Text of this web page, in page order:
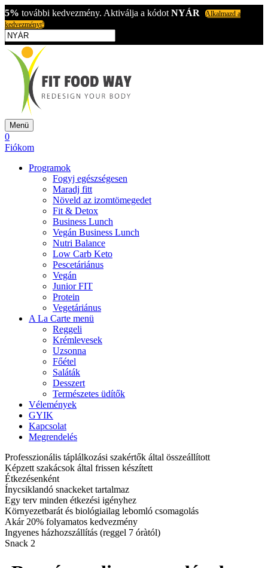
5% további kedvezmény. Aktiválja a kódot NYÁR
Alkalmazd a
kedvezményt!
Menü
0
Fiókom
Programok
Fogyj egészségesen
Maradj fitt
Növeld az izomtömegedet
Fit & Detox
Business Lunch
Vegán Business Lunch
Nutri Balance
Low Carb Keto
Pescetáriánus
Vegán
Junior FIT
Protein
Vegetáriánus
A La Carte menü
Reggeli
Krémlevesek
Uzsonna
Főétel
Saláták
Desszert
Természetes üdítők
Vélemények
GYIK
Kapcsolat
Megrendelés
Professzionális táplálkozási szakértők által összeállított
Képzett szakácsok által frissen készített
Étkezésenként
Ínycsiklandó snackeket tartalmaz
Egy terv minden étkezési igényhez
Környezetbarát és biológiailag lebomló csomagolás
Akár 20% folyamatos kedvezmény
Ingyenes házhozszállítás (reggel 7 óràtól)
Snack 2